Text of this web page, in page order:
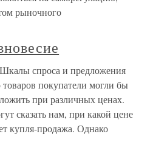
рыночного
спроса и предложения
покупатели могли бы
при различных ценах.
сказать нам, при какой цене
купля-продажа. Однако